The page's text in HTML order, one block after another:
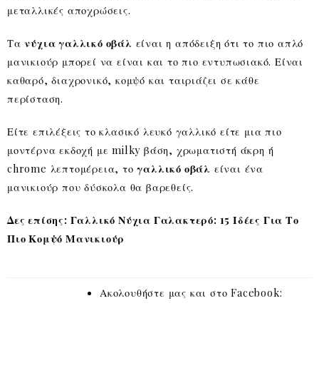
μεταλλικές αποχρώσεις.
Τανύχια γαλλικό οβάλ είναι η απόδειξη ότι το πιο απλό
μανικιούρ μπορεί να είναι και το πιο εντυπωσιακό. Είναι
καθαρό, διαχρονικό, κομψό και ταιριάζει σε κάθε
περίσταση.
Είτε επιλέξεις το κλασικό λευκό γαλλικό είτε μια πιο
μοντέρνα εκδοχή με milky βάση, χρωματιστή άκρη ή
chrome λεπτομέρεια, τογαλλικό οβάλ είναι ένα
μανικιούρ που δύσκολα θα βαρεθείς.
Δες επίσης: Γαλλικό Νύχια Γαλακτερό: 15 Ιδέες Για Το
Πιο Κομψό Μανικιούρ
Ακολουθήστε μας και στο Facebook: